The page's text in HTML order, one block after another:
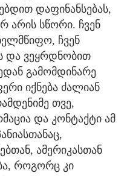
დაფინანსებას,
არის სწორი. ჩვენ
ჩვენ
და ვეყრდნობით
გამომდინარე
იქნება ძალიან
თვე,
და კონტაქტი ამ
ამერიკასთან
როგორც კი